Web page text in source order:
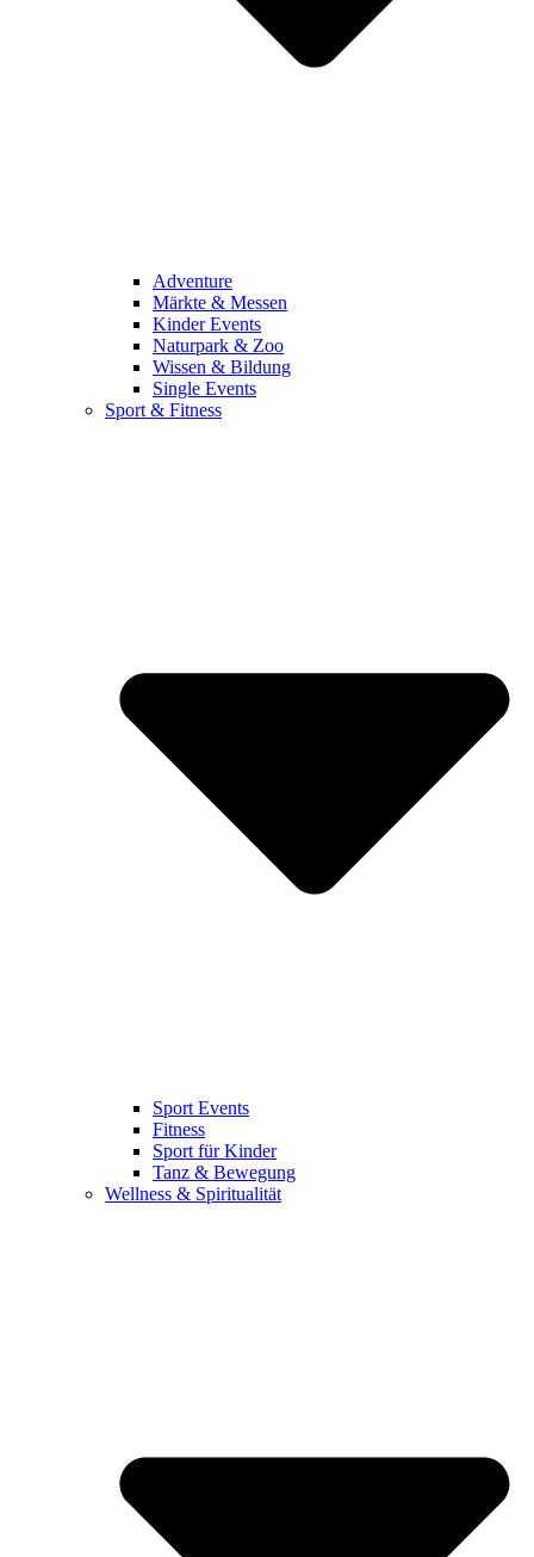
Adventure
Märkte & Messen
Kinder Events
Naturpark & Zoo
Wissen & Bildung
Single Events
Sport & Fitness
Sport Events
Fitness
Sport für Kinder
Tanz & Bewegung
Wellness & Spiritualität